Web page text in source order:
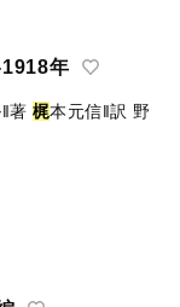
年
著 梶本元信‖訳 野